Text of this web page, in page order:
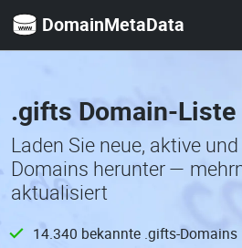
DomainMetaData
.gifts Domain-Liste
Laden Sie neue, aktive
Domains herunter —
aktualisiert
14.340 bekannte .gifts-Domains